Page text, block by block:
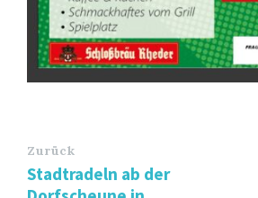
Zurück
Stadtradeln ab der